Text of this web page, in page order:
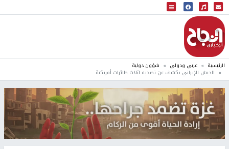
البث المباشر
إذاعة النجاح
الرئيسية عربي ودولي شؤون دولية
الجيش الإيراني يكشف عن تصديه لثلاث طائرات أمريكية